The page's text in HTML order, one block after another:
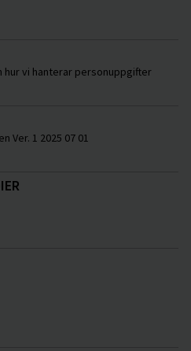
vi hanterar personuppgifter
Ver. 1 2025 07 01